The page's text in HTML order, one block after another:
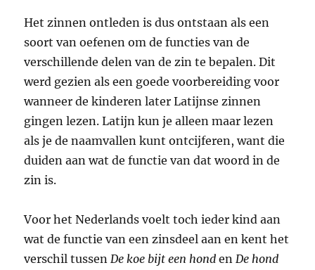
Het zinnen ontleden is dus ontstaan als een
soort van oefenen om de functies van de
verschillende delen van de zin te bepalen. Dit
werd gezien als een goede voorbereiding voor
wanneer de kinderen later Latijnse zinnen
gingen lezen. Latijn kun je alleen maar lezen
als je de naamvallen kunt ontcijferen, want die
duiden aan wat de functie van dat woord in de
zin is.
Voor het Nederlands voelt toch ieder kind aan
wat de functie van een zinsdeel aan en kent het
verschil tussen De koe bijt een hond en De hond